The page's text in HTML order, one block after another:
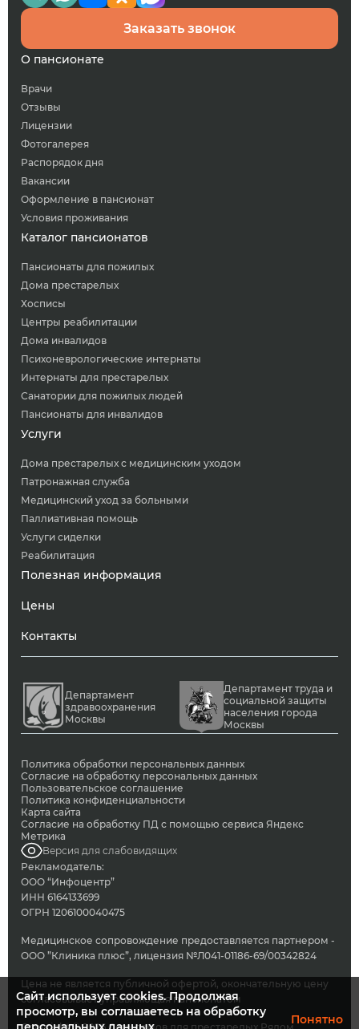
Заказать звонок
О пансионате
Врачи
Отзывы
Лицензии
Фотогалерея
Распорядок дня
Вакансии
Оформление в пансионат
Условия проживания
Каталог пансионатов
Пансионаты для пожилых
Дома престарелых
Хосписы
Центры реабилитации
Дома инвалидов
Психоневрологические интернаты
Интернаты для престарелых
Санатории для пожилых людей
Пансионаты для инвалидов
Услуги
Дома престарелых с медицинским уходом
Патронажная служба
Медицинский уход за больными
Паллиативная помощь
Услуги сиделки
Реабилитация
Полезная информация
Цены
Контакты
Департамент
здравоохранения
Москвы
Департамент труда и
социальной защиты
населения города
Москвы
Политика обработки персональных данных
Согласие на обработку персональных данных
Пользовательское соглашение
Политика конфиденциальности
Карта сайта
Согласие на обработку ПД с помощью сервиса Яндекс
Метрика
Версия для слабовидящих
Рекламодатель:
ООО “Инфоцентр”
ИНН 6164133699
ОГРН 1206100040475
Медицинское сопровождение предоставляется партнером -
ООО ”Клиника плюс”, лицензия №Л041-01186-69/00342824
Цена не является публичной офертой, окончательную цену
согласовывает управляющая пансионатом
Сайт использует cookies. Продолжая
просмотр, вы соглашаетесь на обработку
Понятно